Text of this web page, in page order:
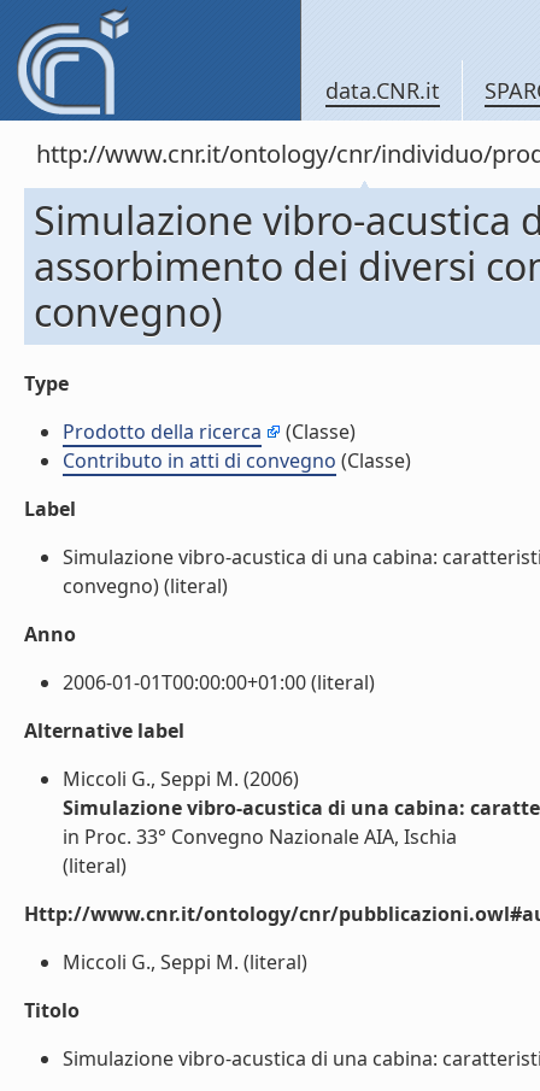
data.CNR.it
http://www.cnr.it/ontology/cnr/individuo/
Simulazione vibro-acustica
assorbimento dei diversi
convegno)
Type
Prodotto della ricerca
(Classe)
Contributo in atti di convegno (Classe)
Label
Simulazione vibro-acustica di una cabina:
convegno) (literal)
Anno
2006-01-01T00:00:00+01:00 (literal)
Alternative label
Miccoli G., Seppi M. (2006)
Simulazione vibro-acustica di una cabina:
in Proc. 33° Convegno Nazionale AIA, Ischia
(literal)
Http://www.cnr.it/ontology/cnr/
Miccoli G., Seppi M. (literal)
Titolo
Simulazione vibro-acustica di una cabina: